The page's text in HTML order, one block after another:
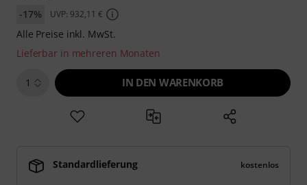
-17% UVP: 932,11 €
Alle Preise inkl. MwSt.
Lieferbar in mehreren Monaten
1 IN DEN WARENKORB
Standardlieferung kostenlos